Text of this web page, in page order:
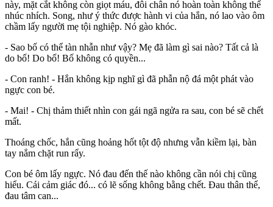
này, mặt cắt không còn giọt máu, đôi chân nó hoàn toàn không thể
nhúc nhích. Song, như ý thức được hành vi của hắn, nó lao vào ôm
chầm lấy người mẹ tội nghiệp. Nó gào khóc.
- Sao bố có thể tàn nhẫn như vậy? Mẹ đã làm gì sai nào? Tất cả là
do bố! Do bố! Bố không có quyền...
- Con ranh! - Hắn không kịp nghĩ gì đã phẫn nộ đá một phát vào
ngực con bé.
- Mai! - Chị thảm thiết nhìn con gái ngã ngửa ra sau, con bé sẽ chết
mất.
Thoáng chốc, hắn cũng hoảng hốt tột độ nhưng vẫn kiềm lại, bàn
tay nắm chặt run rẩy.
Con bé ôm lấy ngực. Nó đau đến thế nào không cần nói chị cũng
hiểu. Cái cảm giác đó... có lẽ sống không bằng chết. Đau thân thể,
đau tâm can...